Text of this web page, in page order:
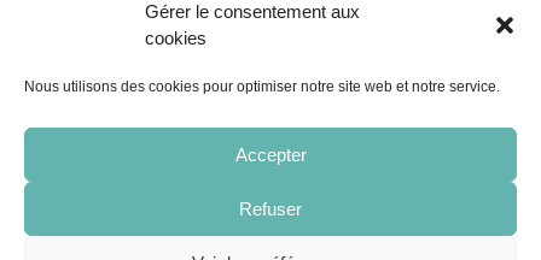
Gérer le consentement aux
cookies
Nous utilisons des cookies pour optimiser notre site web et notre service.
Accepter
RefuserCRÉDITS
MENTIONS LÉGALES